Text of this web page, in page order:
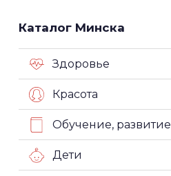
Каталог Минска
Здоровье
Красота
Обучение, развитие
Дети